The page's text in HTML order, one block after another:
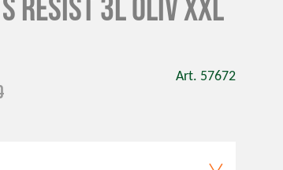
3L Oliv XXL
Art. 57672